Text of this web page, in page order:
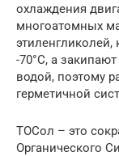
охлаждения
многоатомных
этиленгликолей,
-70°С, а
водой, поэтому
герметичной
ТОСол – это
Органического